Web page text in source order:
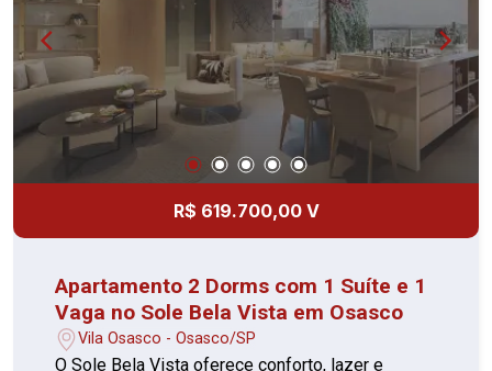
quem busca conforto, lazer e segurança em
Osasco.
R$ 619.700,00 V
Apartamento 2 Dorms com 1 Suíte e 1
Vaga no Sole Bela Vista em Osasco
Vila Osasco - Osasco/SP
O Sole Bela Vista oferece conforto, lazer e